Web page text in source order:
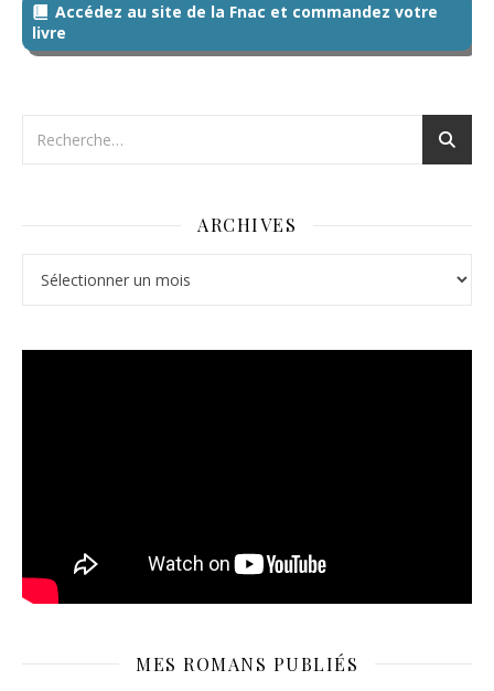
Accédez au site de la Fnac et commandez votre
livre
ARCHIVES
MES ROMANS PUBLIÉS